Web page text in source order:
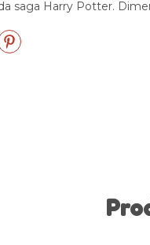
saga Harry Potter.